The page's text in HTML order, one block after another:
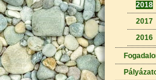
2018
2017
2016